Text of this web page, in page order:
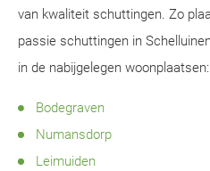
van kwaliteit schuttingen. Zo
passie schuttingen in
in de nabijgelegen woonplaatsen:
Bodegraven
Numansdorp
Leimuiden